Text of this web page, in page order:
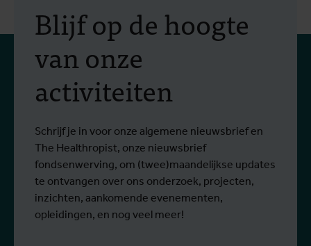
Blijf op de hoogte
van onze
activiteiten
Schrijf je in voor onze algemene nieuwsbrief en
The Healthropist, onze nieuwsbrief
fondsenwerving, om (twee)maandelijkse updates
te ontvangen over ons onderzoek, projecten,
inzichten, aankomende evenementen,
opleidingen, en nog veel meer!